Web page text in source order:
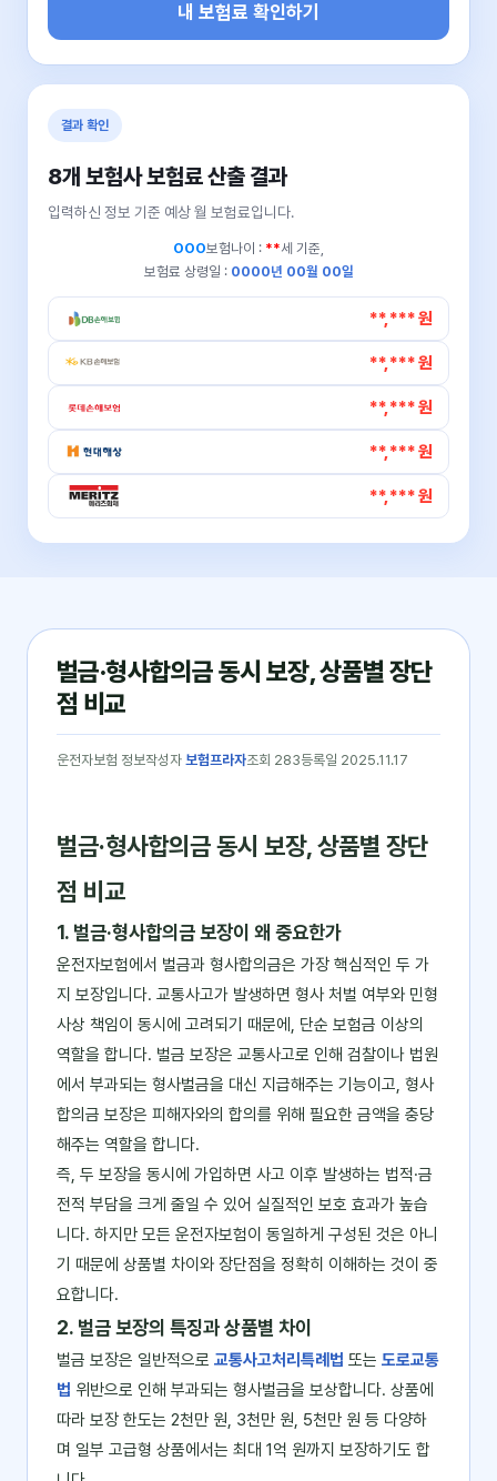
내 보험료 확인하기
결과 확인
8개 보험사 보험료 산출 결과
입력하신 정보 기준 예상 월 보험료입니다.
OOO보험나이 : **세 기준,
보험료 상령일 : 0000년 00월 00일
**,*** 원
**,*** 원
**,*** 원
**,*** 원
**,*** 원
벌금·형사합의금 동시 보장, 상품별 장단
점 비교
운전자보험 정보작성자 보험프라자조회 283등록일 2025.11.17
벌금·형사합의금 동시 보장, 상품별 장단
점 비교
1. 벌금·형사합의금 보장이 왜 중요한가
운전자보험에서 벌금과 형사합의금은 가장 핵심적인 두 가
지 보장입니다. 교통사고가 발생하면 형사 처벌 여부와 민형
사상 책임이 동시에 고려되기 때문에, 단순 보험금 이상의
역할을 합니다. 벌금 보장은 교통사고로 인해 검찰이나 법원
에서 부과되는 형사벌금을 대신 지급해주는 기능이고, 형사
합의금 보장은 피해자와의 합의를 위해 필요한 금액을 충당
해주는 역할을 합니다.
즉, 두 보장을 동시에 가입하면 사고 이후 발생하는 법적·금
전적 부담을 크게 줄일 수 있어 실질적인 보호 효과가 높습
니다. 하지만 모든 운전자보험이 동일하게 구성된 것은 아니
기 때문에 상품별 차이와 장단점을 정확히 이해하는 것이 중
요합니다.
2. 벌금 보장의 특징과 상품별 차이
벌금 보장은 일반적으로 교통사고처리특례법 또는 도로교통
법 위반으로 인해 부과되는 형사벌금을 보상합니다. 상품에
따라 보장 한도는 2천만 원, 3천만 원, 5천만 원 등 다양하
며 일부 고급형 상품에서는 최대 1억 원까지 보장하기도 합